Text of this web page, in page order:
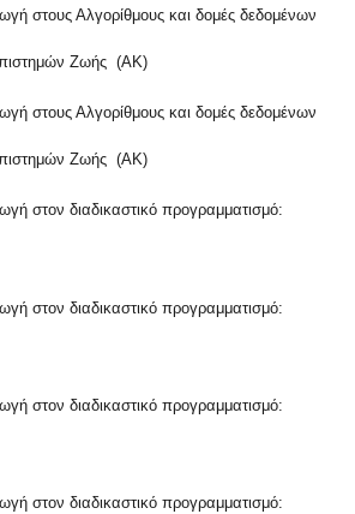
στους Αλγορίθμους και δομές δεδομένων
Ζωής (ΑΚ)
στους Αλγορίθμους και δομές δεδομένων
Ζωής (ΑΚ)
στον διαδικαστικό προγραμματισμό:
στον διαδικαστικό προγραμματισμό:
στον διαδικαστικό προγραμματισμό:
στον διαδικαστικό προγραμματισμό: